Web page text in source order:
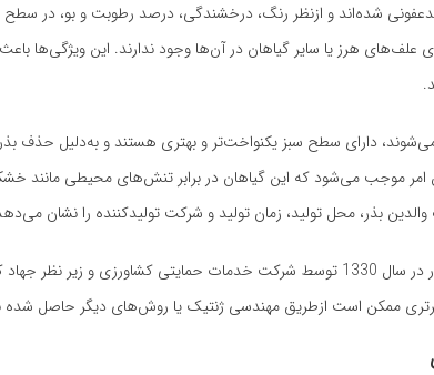
شده‌اند و ازنظر رنگ، درخشندگی، درصد رطوبت و بو، در سطح
علف‌های هرز یا سایر گیاهان در آن‌ها وجود ندارند. این ویژگی‌ها
دارای سطح سبز یکنواخت‌تر و بهتری هستند و به‌دلیل حذف
امر موجب می‌شود که این گیاهان در برابر تنش‌های محیطی مانند
بذر، محل تولید، زمان تولید و شرکت تولیدکننده را نشان
اصلاح بذر در کشور ما برای اولین بار در سال 1330 توسط شرکت خدمات
برتری ممکن است ازطریق مهندسی ژنتیک یا روش‌های دیگر حاصل شده